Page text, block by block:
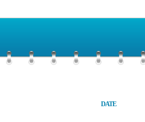
DATE